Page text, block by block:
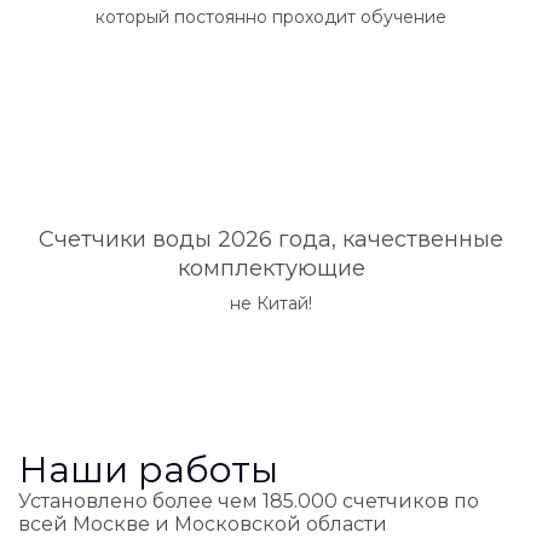
который постоянно проходит обучение
Счетчики воды 2026 года, качественные
комплектующие
не Китай!
Наши работы
Установлено более чем 185.000 счетчиков по
всей Москве и Московской области